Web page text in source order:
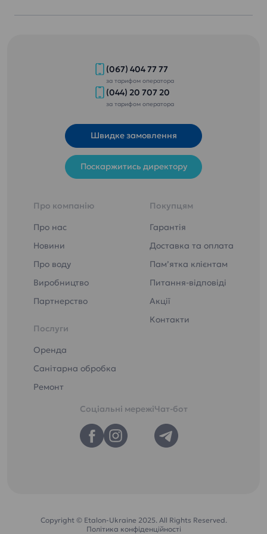
(067) 404 77 77
за тарифом оператора
(044) 20 707 20
за тарифом оператора
Швидке замовлення
Поскаржитись директору
Про компанію
Про нас
Новини
Про воду
Виробництво
Партнерство
Послуги
Оренда
Санітарна обробка
Ремонт
Покупцям
Гарантія
Доставка та оплата
Пам’ятка клієнтам
Питання-відповіді
Акції
Контакти
Соціальні мережіЧат-бот
Copyright © Etalon-Ukraine 2025. All Rights Reserved.
Політика конфіденційності